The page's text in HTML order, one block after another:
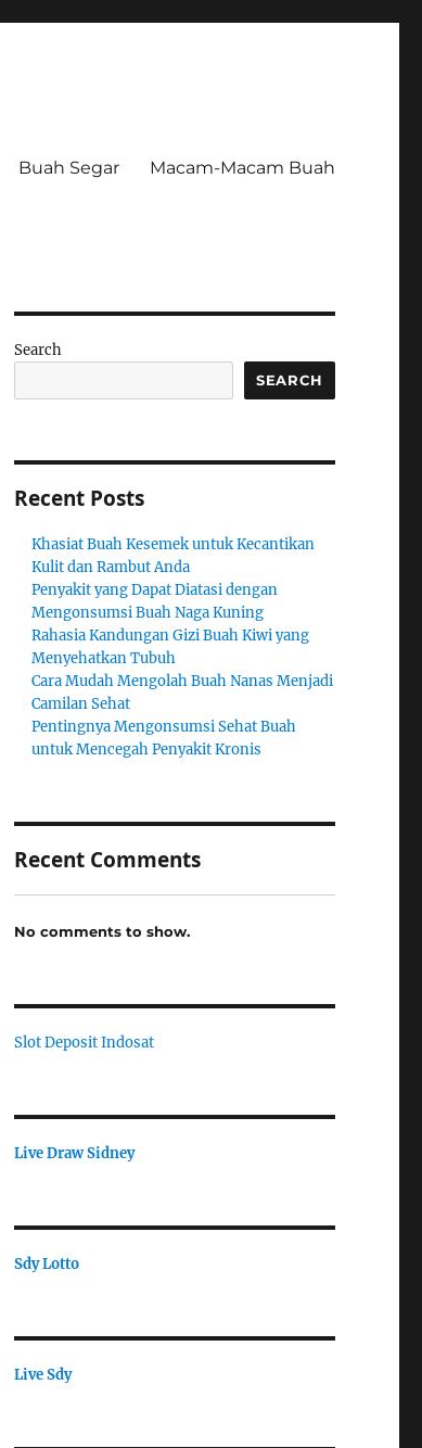
Buah Segar Macam-Macam Buah
Search
SEARCH
Recent Posts
Khasiat Buah Kesemek untuk Kecantikan
Kulit dan Rambut Anda
Penyakit yang Dapat Diatasi dengan
Mengonsumsi Buah Naga Kuning
Rahasia Kandungan Gizi Buah Kiwi yang
Menyehatkan Tubuh
Cara Mudah Mengolah Buah Nanas Menjadi
Camilan Sehat
Pentingnya Mengonsumsi Sehat Buah
untuk Mencegah Penyakit Kronis
Recent Comments
No comments to show.
Slot Deposit Indosat
Live Draw Sidney
Sdy Lotto
Live Sdy